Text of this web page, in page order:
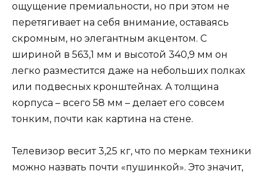
ощущение премиальности, но при этом не
перетягивает на себя внимание, оставаясь
скромным, но элегантным акцентом. С
шириной в 563,1 мм и высотой 340,9 мм он
легко разместится даже на небольших полках
или подвесных кронштейнах. А толщина
корпуса – всего 58 мм – делает его совсем
тонким, почти как картина на стене.
Телевизор весит 3,25 кг, что по меркам техники
можно назвать почти «пушинкой». Это значит,